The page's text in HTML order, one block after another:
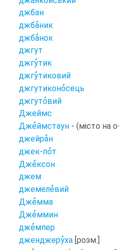
джбан
джбаник
джбанок
джгут
джгутик
джгутиковий
джгутиконосець
джгутовий
Джеймс
Джеймстаун - (місто на
джейран
джек-пот
Джексон
джем
джемелевий
Джемма
Джеммин
джемпер
дженджеруха [розм.]